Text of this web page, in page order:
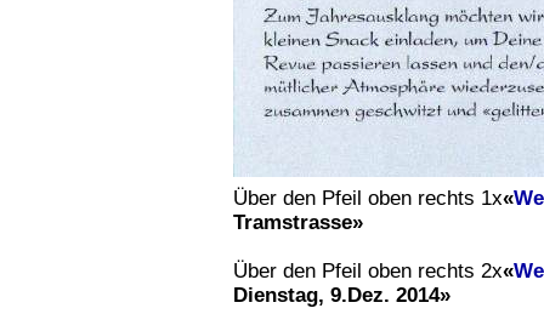
Über den Pfeil oben rechts 1x«
Tramstrasse»
Über den Pfeil oben rechts 2x«
Dienstag, 9.Dez. 2014»